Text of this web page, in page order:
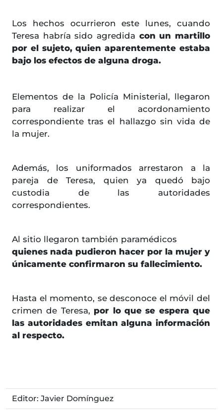
Los hechos ocurrieron este lunes, cuando
Teresa habría sido agredida con un martillo
por el sujeto, quien aparentemente estaba
bajo los efectos de alguna droga.
Elementos de la Policía Ministerial, llegaron
para realizar el acordonamiento
correspondiente tras el hallazgo sin vida de
la mujer.
Además, los uniformados arrestaron a la
pareja de Teresa, quien ya quedó bajo
custodia de las autoridades
correspondientes.
Al sitio llegaron también paramédicos
quienes nada pudieron hacer por la mujer y
únicamente confirmaron su fallecimiento.
Hasta el momento, se desconoce el móvil del
crimen de Teresa, por lo que se espera que
las autoridades emitan alguna información
al respecto.
Editor: Javier Domínguez